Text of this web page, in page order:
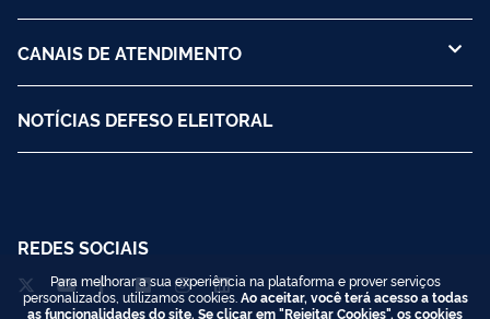
CANAIS DE ATENDIMENTO
NOTÍCIAS DEFESO ELEITORAL
REDES SOCIAIS
Para melhorar a sua experiência na plataforma e prover serviços
personalizados, utilizamos cookies. Ao aceitar, você terá acesso a todas
as funcionalidades do site. Se clicar em "Rejeitar Cookies", os cookies